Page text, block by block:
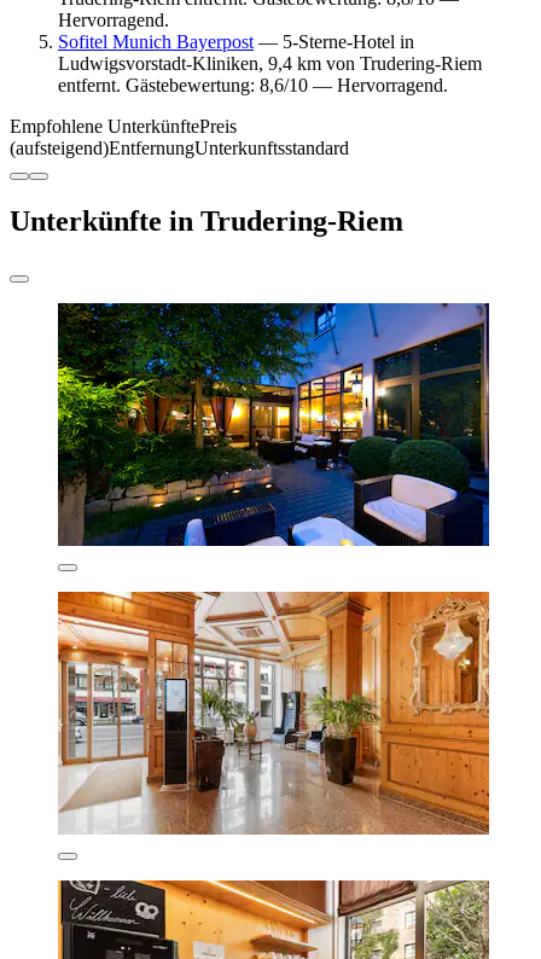
Hervorragend.
Sofitel Munich Bayerpost — 5-Sterne-Hotel in
Ludwigsvorstadt-Kliniken, 9,4 km von Trudering-Riem
entfernt. Gästebewertung: 8,6/10 — Hervorragend.
Empfohlene UnterkünftePreis
(aufsteigend)EntfernungUnterkunftsstandard
Unterkünfte in Trudering-Riem